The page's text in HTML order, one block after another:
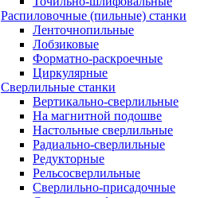
Распиловочные (пильные) станки
Ленточнопильные
Лобзиковые
Форматно-раскроечные
Циркулярные
Сверлильные станки
Вертикально-сверлильные
На магнитной подошве
Настольные сверлильные
Радиально-сверлильные
Редукторные
Рельсосверлильные
Сверлильно-присадочные